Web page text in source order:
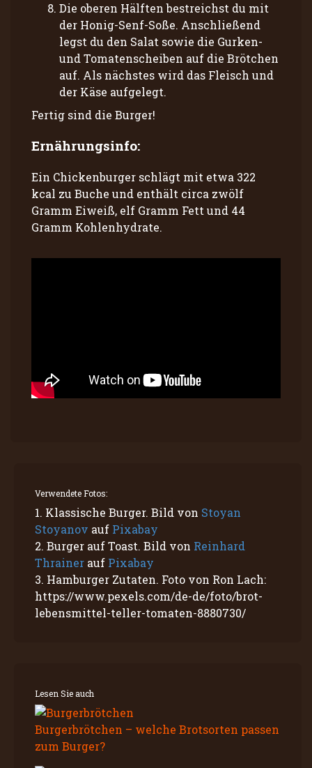
Die oberen Hälften bestreichst du mit
der Honig-Senf-Soße. Anschließend
legst du den Salat sowie die Gurken-
und Tomatenscheiben auf die Brötchen
auf. Als nächstes wird das Fleisch und
der Käse aufgelegt.
Fertig sind die Burger!
Ernährungsinfo:
Ein Chickenburger schlägt mit etwa 322
kcal zu Buche und enthält circa zwölf
Gramm Eiweiß, elf Gramm Fett und 44
Gramm Kohlenhydrate.
Verwendete Fotos:
1. Klassische Burger. Bild von Stoyan
Stoyanov auf Pixabay
2. Burger auf Toast. Bild von Reinhard
Thrainer auf Pixabay
3. Hamburger Zutaten. Foto von Ron Lach:
https://www.pexels.com/de-de/foto/brot-
lebensmittel-teller-tomaten-8880730/
Lesen Sie auch
Burgerbrötchen – welche Brotsorten passen
zum Burger?